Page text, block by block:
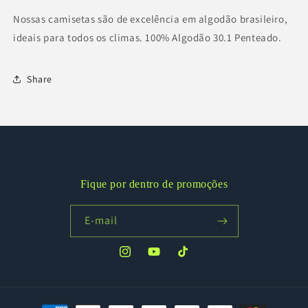
Nossas camisetas são de excelência em algodão brasileiro,
ideais para todos os climas. 100% Algodão 30.1 Penteado.
Share
Fique por dentro de promoções
E-mail
InstagramYouTubeTikTok